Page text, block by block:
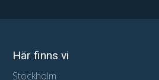
Här finns vi
Stockholm